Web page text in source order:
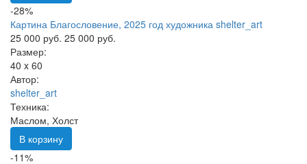
-28%
Картина Благословение, 2025 год художника shelter_art
25 000 руб. 25 000 руб.
Размер:
40 x 60
Автор:
shelter_art
Техника:
Маслом, Холст
В корзину
-11%